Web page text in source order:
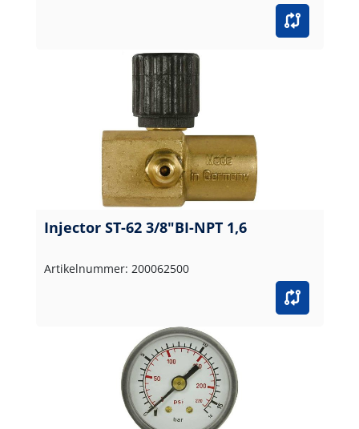
Injector ST-62 3/8"BI-NPT 1,6
Artikelnummer: 200062500